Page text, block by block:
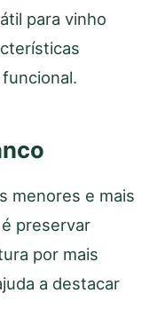
para vinho
menores e mais
preservar
por mais
a destacar